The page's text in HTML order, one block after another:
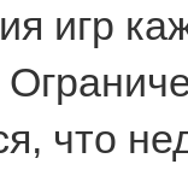
игр
что